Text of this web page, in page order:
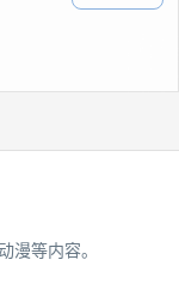
漫等内容。